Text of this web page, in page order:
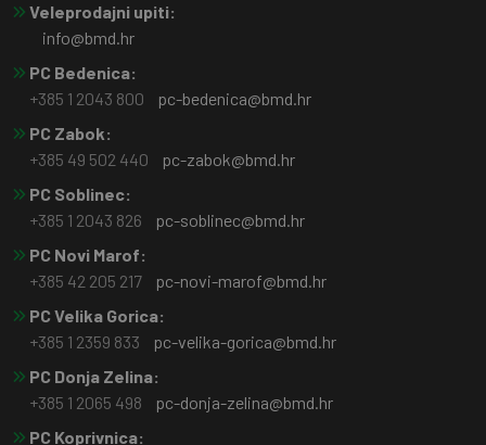
Veleprodajni upiti:
info@bmd.hr
PC Bedenica:
+385 1 2043 800
pc-bedenica@bmd.hr
PC Zabok:
+385 49 502 440
pc-zabok@bmd.hr
PC Soblinec:
+385 1 2043 826
pc-soblinec@bmd.hr
PC Novi Marof:
+385 42 205 217
pc-novi-marof@bmd.hr
PC Velika Gorica:
+385 1 2359 833
pc-velika-gorica@bmd.hr
PC Donja Zelina:
+385 1 2065 498
pc-donja-zelina@bmd.hr
PC Koprivnica: